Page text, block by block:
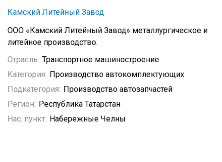
Камский Литейный Завод
ООО «Камский Литейный Завод» металлургическое и
литейное производство.
Отрасль: Транспортное машиностроение
Категория: Производство автокомплектующих
Подкатегория: Производство автозапчастей
Регион: Республика Татарстан
Нас. пункт: Набережные Челны